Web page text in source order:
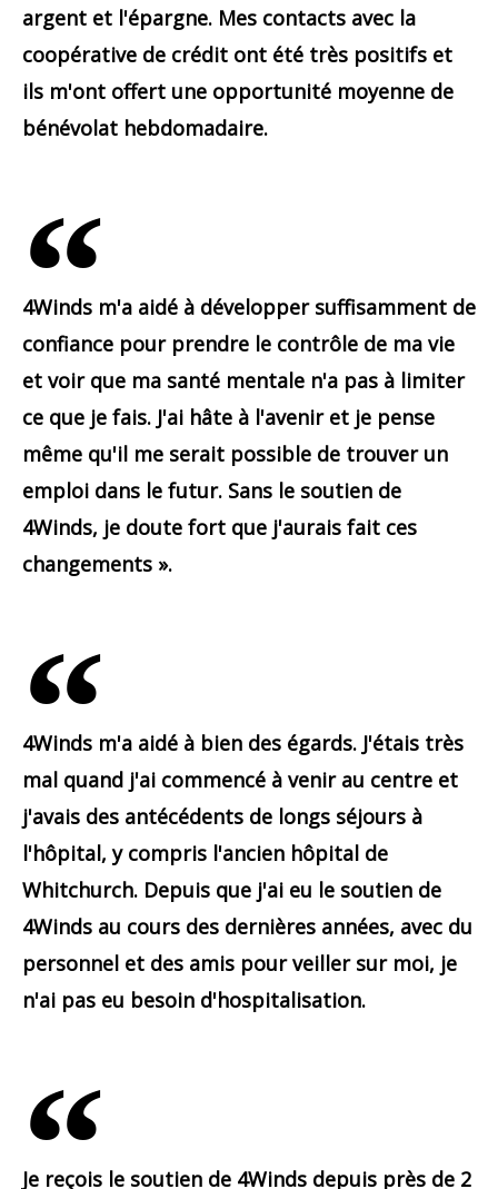
argent et l'épargne. Mes contacts avec la
coopérative de crédit ont été très positifs et
ils m'ont offert une opportunité moyenne de
bénévolat hebdomadaire.
4Winds m'a aidé à développer suffisamment de
confiance pour prendre le contrôle de ma vie
et voir que ma santé mentale n'a pas à limiter
ce que je fais. J'ai hâte à l'avenir et je pense
même qu'il me serait possible de trouver un
emploi dans le futur. Sans le soutien de
4Winds, je doute fort que j'aurais fait ces
changements ».
4Winds m'a aidé à bien des égards. J'étais très
mal quand j'ai commencé à venir au centre et
j'avais des antécédents de longs séjours à
l'hôpital, y compris l'ancien hôpital de
Whitchurch. Depuis que j'ai eu le soutien de
4Winds au cours des dernières années, avec du
personnel et des amis pour veiller sur moi, je
n'ai pas eu besoin d'hospitalisation.
Je reçois le soutien de 4Winds depuis près de 2